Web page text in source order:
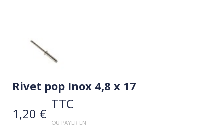
Rivet pop Inox 4,8 x 17
1,20 €
TTC
OU PAYER EN